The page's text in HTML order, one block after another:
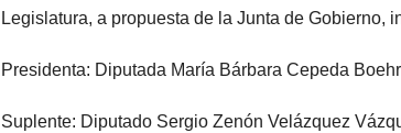
Legislatura, a propuesta de la Junta de Gobierno,
Presidenta: Diputada María Bárbara Cepeda
Suplente: Diputado Sergio Zenón Velázquez